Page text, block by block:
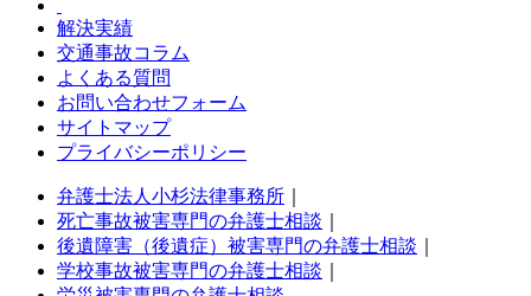
解決実績
交通事故コラム
よくある質問
お問い合わせフォーム
サイトマップ
プライバシーポリシー
弁護士法人小杉法律事務所
死亡事故被害専門の弁護士相談
後遺障害（後遺症）被害専門の弁護士相談
学校事故被害専門の弁護士相談